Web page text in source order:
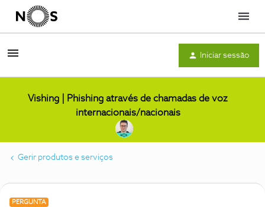
Menu
Iniciar sessão
Vishing | Phishing através de chamadas de voz
internacionais/nacionais
Gerir produtos e serviços
PERGUNTA